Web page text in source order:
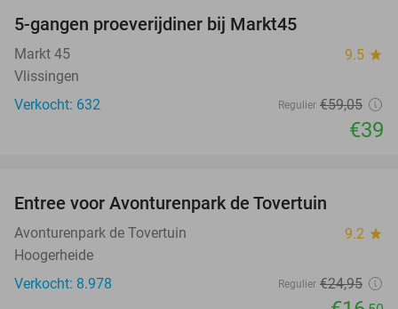
5-gangen proeverijdiner bij Markt45
Markt 45 9.5 star
Vlissingen
Verkocht: 632
Regulier €59,05
€39
Entree voor Avonturenpark de Tovertuin
Avonturenpark de Tovertuin 9.2 star
Hoogerheide
Verkocht: 8.978
Regulier €24,95